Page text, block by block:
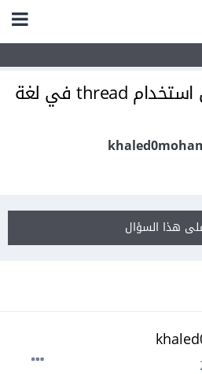
كيف يمكن استخدام thread في لغة
هذا السؤال